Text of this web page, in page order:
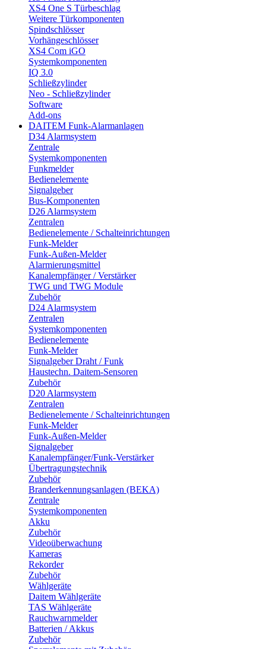
XS4 One S Türbeschlag
Weitere Türkomponenten
Spindschlösser
Vorhängeschlösser
XS4 Com iGO
Systemkomponenten
IQ 3.0
Schließzylinder
Neo - Schließzylinder
Software
Add-ons
DAITEM Funk-Alarmanlagen
D34 Alarmsystem
Zentrale
Systemkomponenten
Funkmelder
Bedienelemente
Signalgeber
Bus-Komponenten
D26 Alarmsystem
Zentralen
Bedienelemente / Schalteinrichtungen
Funk-Melder
Funk-Außen-Melder
Alarmierungsmittel
Kanalempfänger / Verstärker
TWG und TWG Module
Zubehör
D24 Alarmsystem
Zentralen
Systemkomponenten
Bedienelemente
Funk-Melder
Signalgeber Draht / Funk
Haustechn. Daitem-Sensoren
Zubehör
D20 Alarmsystem
Zentralen
Bedienelemente / Schalteinrichtungen
Funk-Melder
Funk-Außen-Melder
Signalgeber
Kanalempfänger/Funk-Verstärker
Übertragungstechnik
Zubehör
Branderkennungsanlagen (BEKA)
Zentrale
Systemkomponenten
Akku
Zubehör
Videoüberwachung
Kameras
Rekorder
Zubehör
Wählgeräte
Daitem Wählgeräte
TAS Wählgeräte
Rauchwarnmelder
Batterien / Akkus
Zubehör